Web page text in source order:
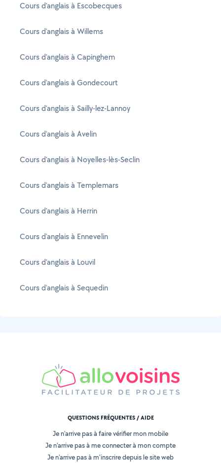
Cours d'anglais à Escobecques
Cours d'anglais à Willems
Cours d'anglais à Capinghem
Cours d'anglais à Gondecourt
Cours d'anglais à Sailly-lez-Lannoy
Cours d'anglais à Avelin
Cours d'anglais à Noyelles-lès-Seclin
Cours d'anglais à Templemars
Cours d'anglais à Herrin
Cours d'anglais à Ennevelin
Cours d'anglais à Louvil
Cours d'anglais à Sequedin
QUESTIONS FRÉQUENTES / AIDE
Je n'arrive pas à faire vérifier mon mobile
Je n'arrive pas à me connecter à mon compte
Je n'arrive pas à m'inscrire depuis le site web